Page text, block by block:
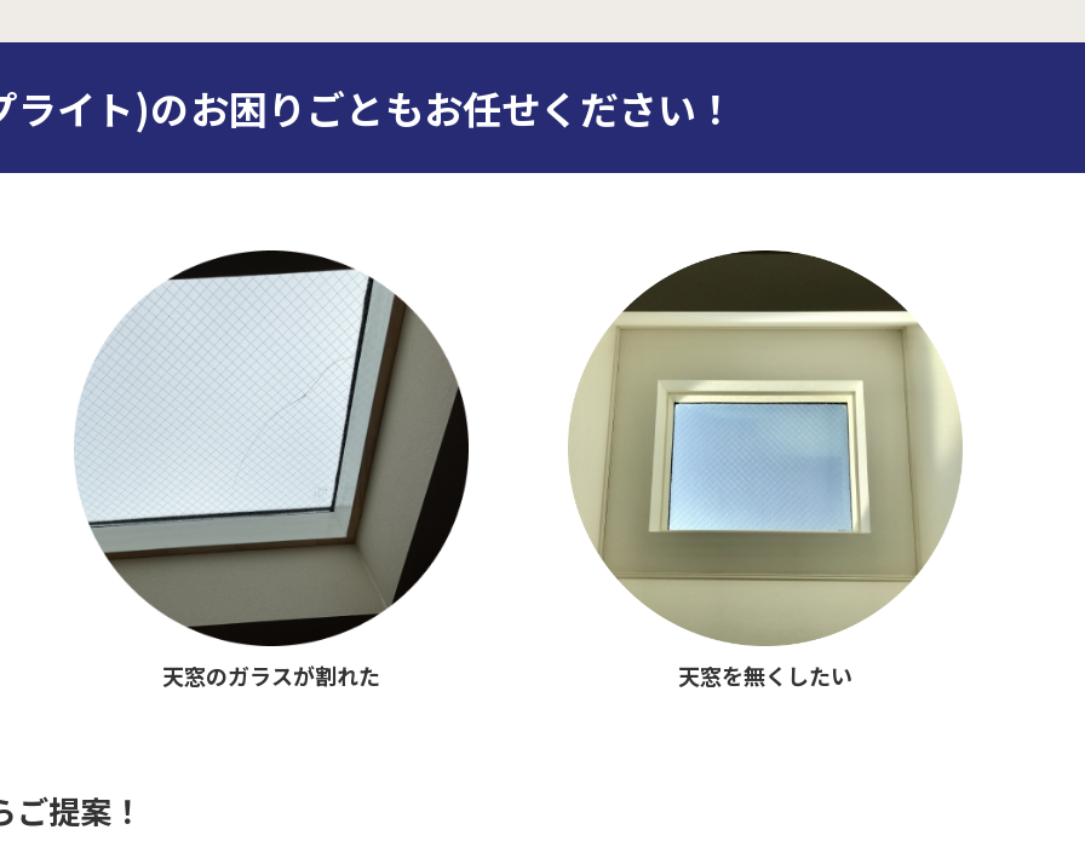
ライト)のお困りごともお任せください！
天窓のガラスが割れた 天窓を無くしたい
提案！